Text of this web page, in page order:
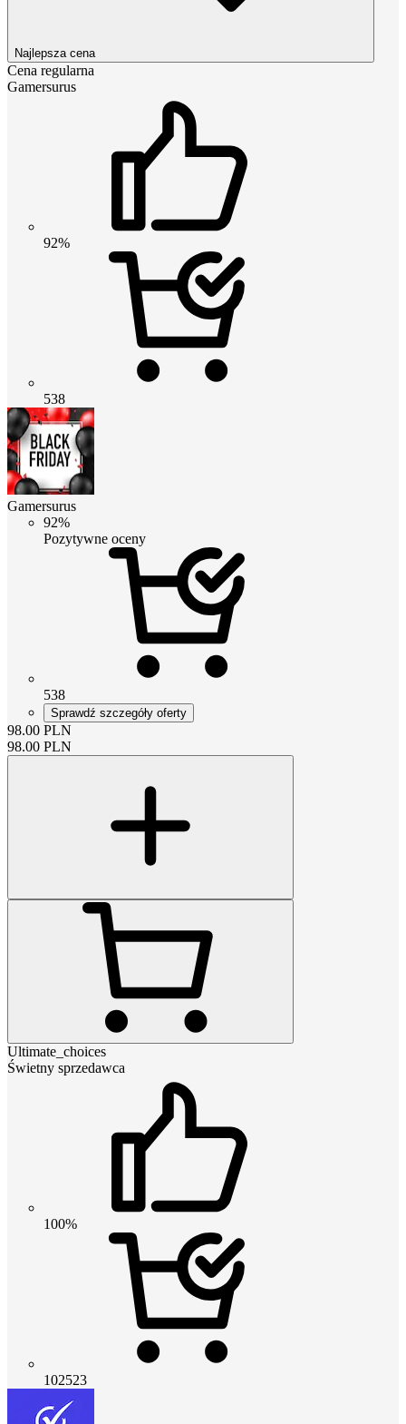
Najlepsza cena
Cena regularna
Gamersurus
92%
538
Gamersurus
92%
Pozytywne oceny
538
Sprawdź szczegóły oferty
98.00 PLN
98.00 PLN
Ultimate_choices
Świetny sprzedawca
100%
102523